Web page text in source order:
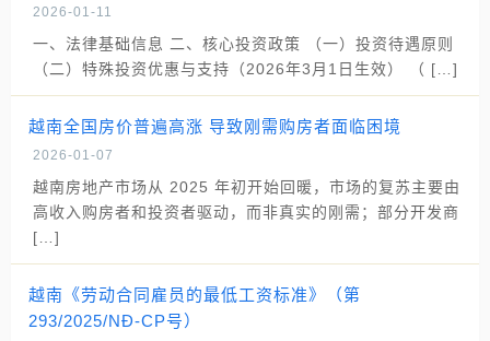
2026-01-11
一、法律基础信息 二、核心投资政策 （一）投资待遇原则
（二）特殊投资优惠与支持（2026年3月1日生效） （ […]
越南全国房价普遍高涨 导致刚需购房者面临困境
2026-01-07
越南房地产市场从 2025 年初开始回暖，市场的复苏主要由
高收入购房者和投资者驱动，而非真实的刚需；部分开发商
[…]
越南《劳动合同雇员的最低工资标准》（第
293/2025/NĐ-CP号）